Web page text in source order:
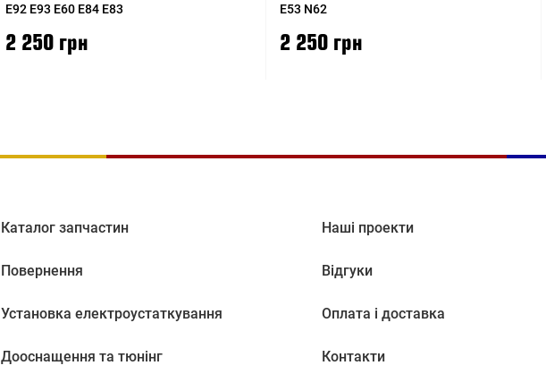
E92 E93 E60 E84 E83
2 250 грн
E53 N62
2 250 грн
Каталог запчастин
Повернення
Установка електроустаткування
Дооснащення та тюнінг
Наші проекти
Відгуки
Оплата і доставка
Контакти